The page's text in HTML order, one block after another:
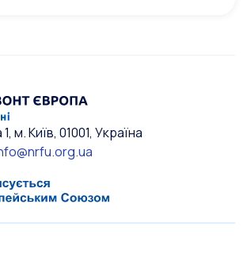
м. Київ, 01001, Україна